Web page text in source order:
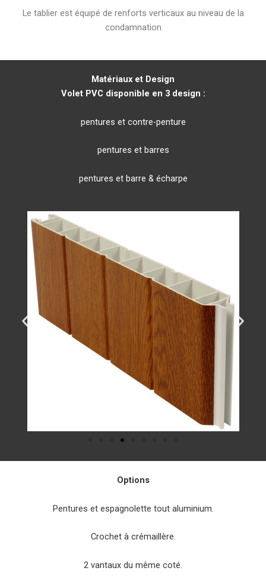
Le tablier est équipé de renforts verticaux au niveau de la
condamnation
Matériaux et Design
Volet PVC disponible en 3 design :
pentures et contre-penture
pentures et barres
pentures et barre & écharpe
Options
Pentures et espagnolette tout aluminium.
Crochet à crémaillère.
2 vantaux du même coté.